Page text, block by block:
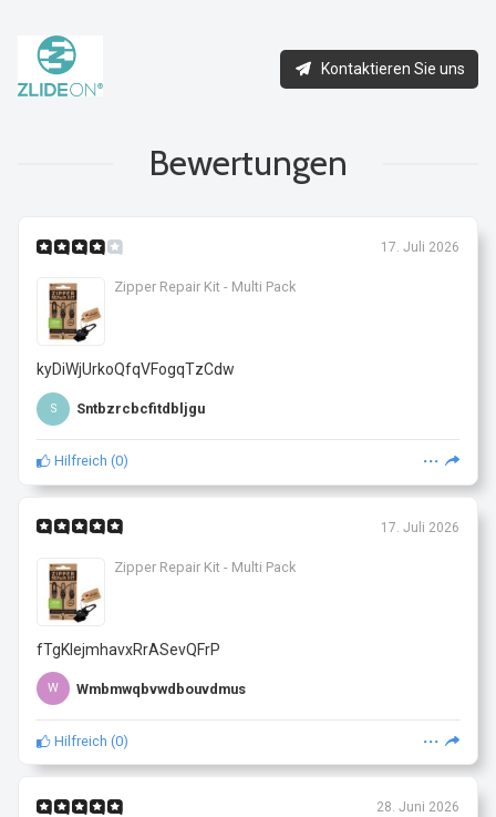
Kontaktieren Sie uns
Bewertungen
17. Juli 2026
Zipper Repair Kit - Multi Pack
kyDiWjUrkoQfqVFogqTzCdw
S Sntbzrcbcfitdbljgu
Hilfreich (0)
17. Juli 2026
Zipper Repair Kit - Multi Pack
fTgKlejmhavxRrASevQFrP
W Wmbmwqbvwdbouvdmus
Hilfreich (0)
28. Juni 2026